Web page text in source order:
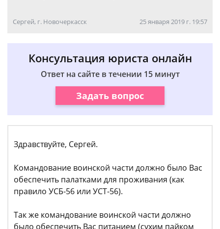
Сергей, г. Новочеркасск 25 января 2019 г. 19:57
Консультация юриста онлайн
Ответ на сайте в течении 15 минут
Задать вопрос
Здравствуйте, Сергей.
Командование воинской части должно было Вас
обеспечить палатками для проживания (как
правило УСБ-56 или УСТ-56).
Так же командование воинской части должно
было обеспечить Вас питанием (сухим пайком